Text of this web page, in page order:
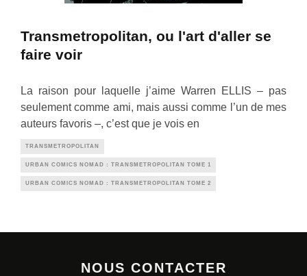
Transmetropolitan, ou l'art d'aller se
faire voir
La raison pour laquelle j’aime Warren ELLIS – pas
seulement comme ami, mais aussi comme l’un de mes
auteurs favoris –, c’est que je vois en
TRANSMETROPOLITAN
URBAN COMICS NOMAD : TRANSMETROPOLITAN TOME 1
URBAN COMICS NOMAD : TRANSMETROPOLITAN TOME 2
NOUS CONTACTER